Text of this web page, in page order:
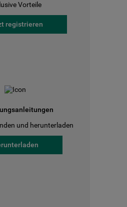
Vorteile
registrieren
und herunterladen